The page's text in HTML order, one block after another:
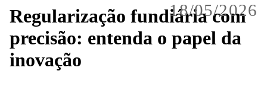
18/05/2026
Regularização fundiária com
precisão: entenda o papel da
inovação